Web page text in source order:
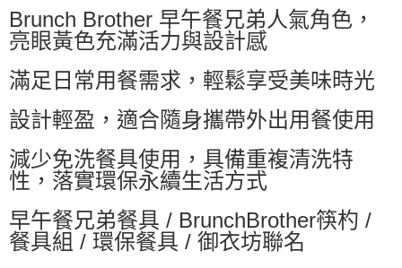
每筆NT$60，滿NT$599(含以上)免運費
付款後萊爾富取貨
每筆NT$60，滿NT$599(含以上)免運費
7-11付款取貨
每筆NT$60，滿NT$599(含以上)免運費
付款後7-11取貨
每筆NT$60，滿NT$599(含以上)免運費
宅配
每筆NT$80，滿NT$799(含以上)免運費
Brunch Brother 早午餐兄弟人氣角色，
亮眼黃色充滿活力與設計感
滿足日常用餐需求，輕鬆享受美味時光
設計輕盈，適合隨身攜帶外出用餐使用
減少免洗餐具使用，具備重複清洗特
性，落實環保永續生活方式
早午餐兄弟餐具 / BrunchBrother筷杓 /
餐具組 / 環保餐具 / 御衣坊聯名